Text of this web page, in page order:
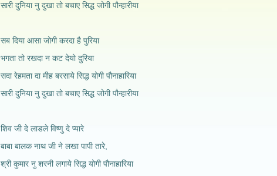
सारी दुनिया नु दुखा तो बचाए सिद्ध जोगी पौन्हारीया
सब दिया आसा जोगी करदा है पुरिया
भगता तो रखदा न कट देयो दुरिया
सदा रेहमता दा मीह बरसाये सिद्ध योगी पौनाहारिया
सारी दुनिया नु दुखा तो बचाए सिद्ध जोगी पौन्हारीया
शिव जी दे लाडले विष्णु दे प्यारे
बाबा बालक नाथ जी ने लखा पापी तारे,
श्री कुमार नु शरनी लगाये सिद्ध योगी पौनाहारिया